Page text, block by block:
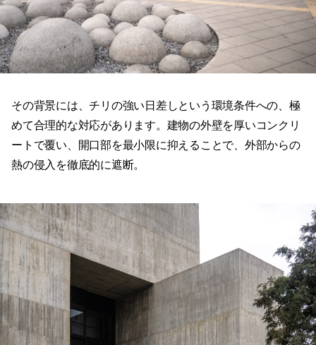
その背景には、チリの強い日差しという環境条件への、極
めて合理的な対応があります。建物の外壁を厚いコンクリ
ートで覆い、開口部を最小限に抑えることで、外部からの
熱の侵入を徹底的に遮断。